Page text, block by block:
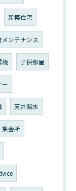
新築住宅
メンテナンス
境 子供部屋
ー
天井漏水
集会所